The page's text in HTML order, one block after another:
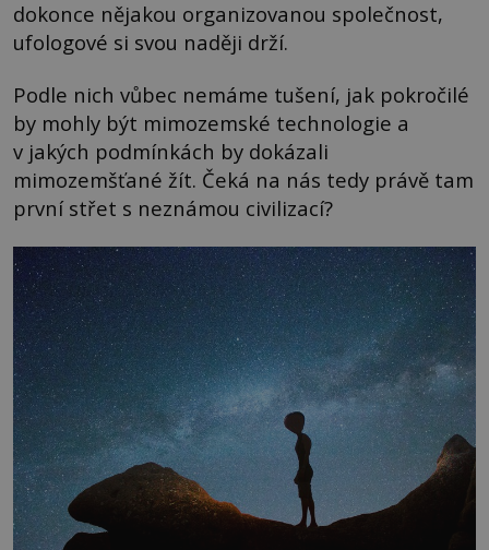
dokonce nějakou organizovanou společnost,
ufologové si svou naději drží.
Podle nich vůbec nemáme tušení, jak pokročilé
by mohly být mimozemské technologie a
v jakých podmínkách by dokázali
mimozemšťané žít. Čeká na nás tedy právě tam
první střet s neznámou civilizací?